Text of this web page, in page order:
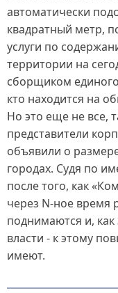
автоматически
квадратный метр,
услуги по
территории на
сборщиком единого
кто находится на
Но это еще не все,
представители
объявили о
городах. Судя по
после того, как
через N-ное время
поднимаются и,
власти - к этому
имеют.